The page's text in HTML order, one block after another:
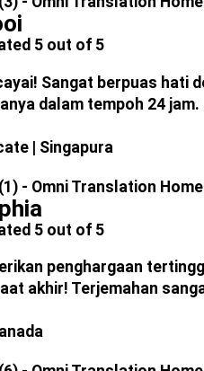
5 out of 5
Sangat berpuas hati
dalam tempoh 24
| Singapura
5 out of 5
penghargaan
akhir! Terjemahan